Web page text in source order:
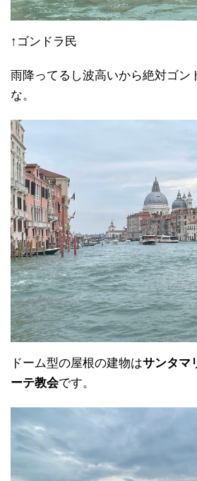
↑ゴンドラ民
雨降ってるし波高いから絶対ゴン
な。
ドーム型の屋根の建物はサンタマ
ーテ教会です。